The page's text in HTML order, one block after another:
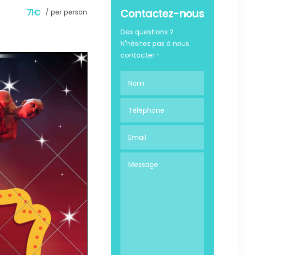
71€ / per person Contactez-nous
Des questions ?
N'hésitez pas à nous
contacter !